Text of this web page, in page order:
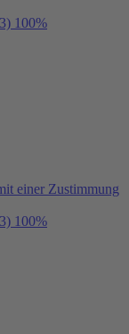
100%
einer Zustimmung
100%